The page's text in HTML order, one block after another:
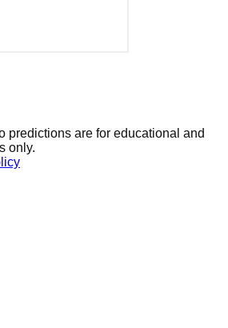
predictions are for educational and
only.